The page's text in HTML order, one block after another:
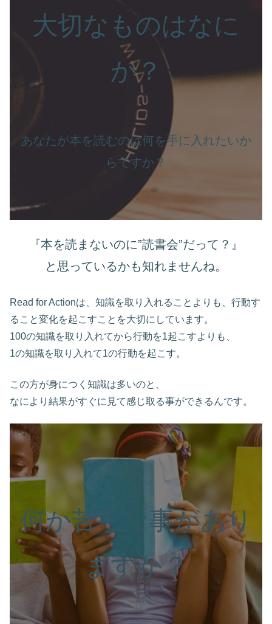
大切なものはなに
か？
あなたが本を読むのは何を手に入れたいか
らですか？
『本を読まないのに”読書会”だって？』
と思っているかも知れませんね。
Read for Actionは、知識を取り入れることよりも、行動す
ること変化を起こすことを大切にしています。
100の知識を取り入れてから行動を1起こすよりも、
1の知識を取り入れて1の行動を起こす。
この方が身につく知識は多いのと、
なにより結果がすぐに見て感じ取る事ができるんです。
何か苦手な事があり
ますか？